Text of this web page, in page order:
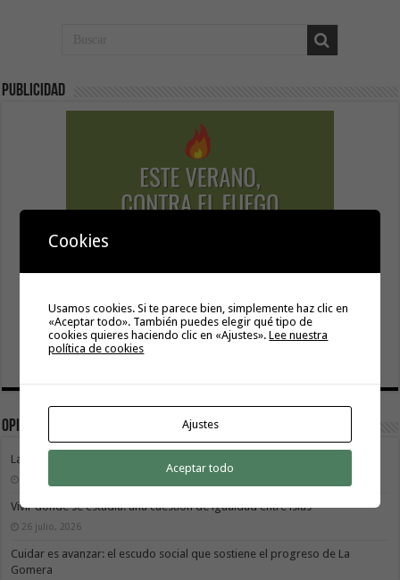
Publicidad
Opinión
La Gomera transforma su modelo energético
Vivir donde se estudia: una cuestión de igualdad entre islas
26 julio, 2026
Cuidar es avanzar: el escudo social que sostiene el progreso de La
Gomera
Cookies
Usamos cookies. Si te parece bien, simplemente haz clic en
«Aceptar todo». También puedes elegir qué tipo de
cookies quieres haciendo clic en «Ajustes».Lee nuestra
política de cookies
Ajustes
Aceptar todo